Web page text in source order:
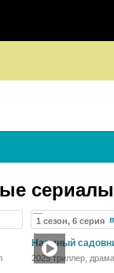
1 сезон, 6 серия
Наемный
2025 триллер,